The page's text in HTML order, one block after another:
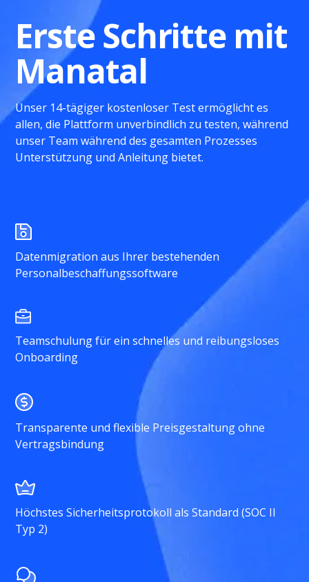
Erste Schritte mit
Manatal
Unser 14-tägiger kostenloser Test ermöglicht es
allen, die Plattform unverbindlich zu testen, während
unser Team während des gesamten Prozesses
Unterstützung und Anleitung bietet.
Datenmigration aus Ihrer bestehenden
Personalbeschaffungssoftware
Teamschulung für ein schnelles und reibungsloses
Onboarding
Transparente und flexible Preisgestaltung ohne
Vertragsbindung
Höchstes Sicherheitsprotokoll als Standard (SOC II
Typ 2)